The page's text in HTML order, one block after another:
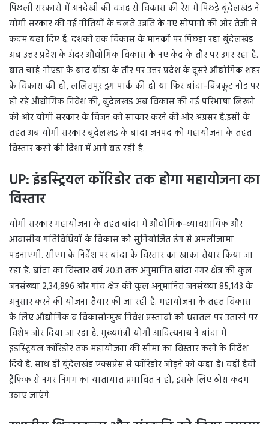
पिछली सरकारों में अनदेखी की वजह से विकास की रेस में पिछड़े बुंदेलखंड ने
योगी सरकार की नई नीतियों के चलते उन्नति के नए सोपानों की ओर तेजी से
कदम बढ़ा दिए हैं. दशकों तक विकास के मानकों पर पिछड़ा रहा बुंदेलखंड
अब उत्तर प्रदेश के अंदर औद्योगिक विकास के नए केंद्र के तौर पर उभर रहा है.
बात चाहे नोएडा के बाद बीडा के तौर पर उत्तर प्रदेश के दूसरे औद्योगिक शहर
के विकास की हो, ललितपुर ड्रग पार्क की हो या फिर बांदा-चित्रकूट नोड पर
हो रहे औद्योगिक निवेश की, बुंदेलखंड अब विकास की नई परिभाषा लिखने
की ओर योगी सरकार के विजन को साकार करने की ओर अग्रसर है.इसी के
तहत अब योगी सरकार बुंदेलखंड के बांदा जनपद को महायोजना के तहत
विस्तार करने की दिशा में आगे बढ़ रही है.
UP:इंडस्ट्रियल कॉरिडोर तक होगा महायोजना का
विस्तार
योगी सरकार महायोजना के तहत बांदा में औद्योगिक-व्यावसायिक और
आवासीय गतिविधियों के विकास को सुनियोजित ढंग से अमलीजामा
पहनाएगी. सीएम के निर्देश पर बांदा के विस्तार का खाका तैयार किया जा
रहा है. बांदा का विस्तार वर्ष 2031 तक अनुमानित बांदा नगर क्षेत्र की कुल
जनसंख्या 2,34,896 और गांव क्षेत्र की कुल अनुमानित जनसंख्या 85,143 के
अनुसार करने की योजना तैयार की जा रही है. महायोजना के तहत विकास
के लिए औद्योगिक व विकासोन्मुख निवेश प्रस्तावों को धरातल पर उतारने पर
विशेष जोर दिया जा रहा है. मुख्यमंत्री योगी आदित्यनाथ ने बांदा में
इंडस्ट्रियल कॉरिडोर तक महायोजना की सीमा का विस्तार करने के निर्देश
दिये हैं. साथ ही बुंदेलखंड एक्सप्रेस से कॉरिडोर जोड़ने को कहा है। वहीं हैवी
ट्रैफिक से नगर निगम का यातायात प्रभावित न हो, इसके लिए ठोस कदम
उठाए जाएंगे.